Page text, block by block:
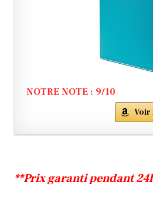
NOTRE NOTE : 9/10
Voir
**Prix garanti pendant